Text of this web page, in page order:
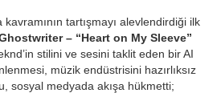
tartışmayı alevlendirdiği ilk
– “Heart on My Sleeve”
stilini ve sesini taklit eden bir AI
müzik endüstrisini hazırlıksız
sosyal medyada akışa hükmetti;